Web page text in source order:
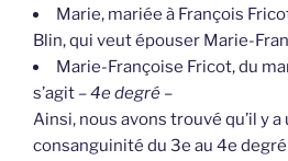
Marie, mariée à François
Blin, qui veut épouser Marie-
Marie-Françoise Fricot, du
s’agit –4e degré –
Ainsi, nous avons trouvé qu’il y
consanguinité du 3e au 4e